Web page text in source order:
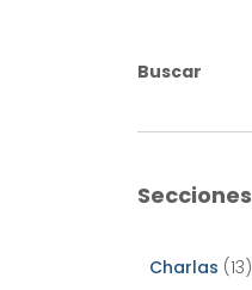
Buscar
Secciones
Charlas (13)